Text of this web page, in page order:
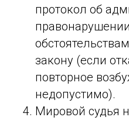
протокол об
закону (если
повторное
недопустимо).
Мировой судья